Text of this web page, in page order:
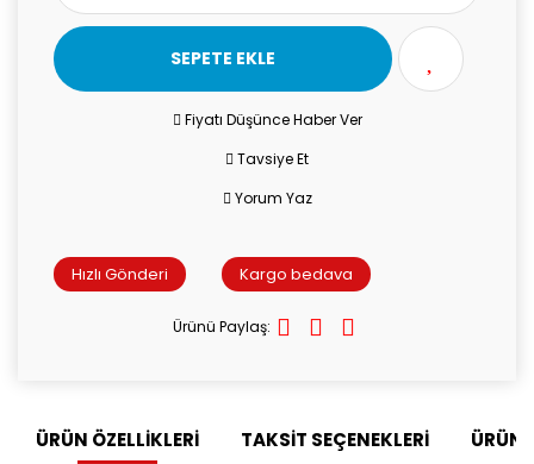
SEPETE EKLE
Fiyatı Düşünce Haber Ver
Tavsiye Et
Yorum Yaz
Hızlı Gönderi Kargo bedava
Ürünü Paylaş:
ÜRÜN ÖZELLİKLERİ TAKSİT SEÇENEKLERİ ÜRÜN